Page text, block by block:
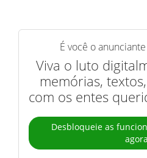
É você o
Viva o luto
memórias,
com os entes
Desbloqueie as
agora